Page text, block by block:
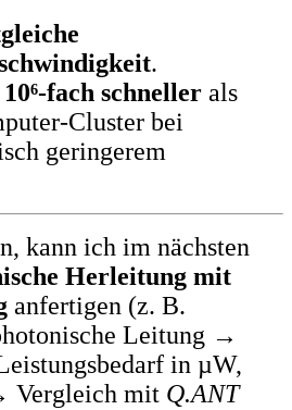
.
10⁶-fach schneller als
Cluster bei
geringerem
kann ich im nächsten
Herleitung mit
anfertigen (z. B.
Leitung →
in µW,
Vergleich mit Q.ANT